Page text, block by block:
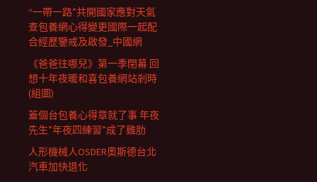
“一帶一路”共開國家應對天氣
查包養網心得變更國際一起配
合經歷鑒戒及啟發_中國網
《爸爸往哪兒》第一季閉幕 回
想十年夜暖和喜包養網站剎時
(組圖)
蓋個台包養心得章就了事 年夜
先生”年夜四練習”成了雞肋
人形機械人OSDER奧斯德台北
汽車加快退化